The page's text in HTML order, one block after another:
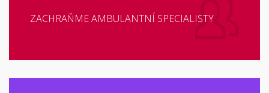
ZACHRAŇME AMBULANTNÍ SPECIALISTY